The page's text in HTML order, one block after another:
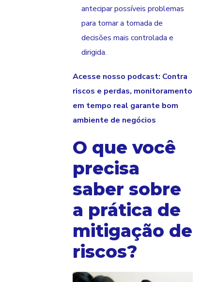
antecipar possíveis problemas
para tornar a tomada de
decisões mais controlada e
dirigida.
Acesse nosso podcast: Contra
riscos e perdas, monitoramento
em tempo real garante bom
ambiente de negócios
O que você
precisa
saber sobre
a prática de
mitigação de
riscos?